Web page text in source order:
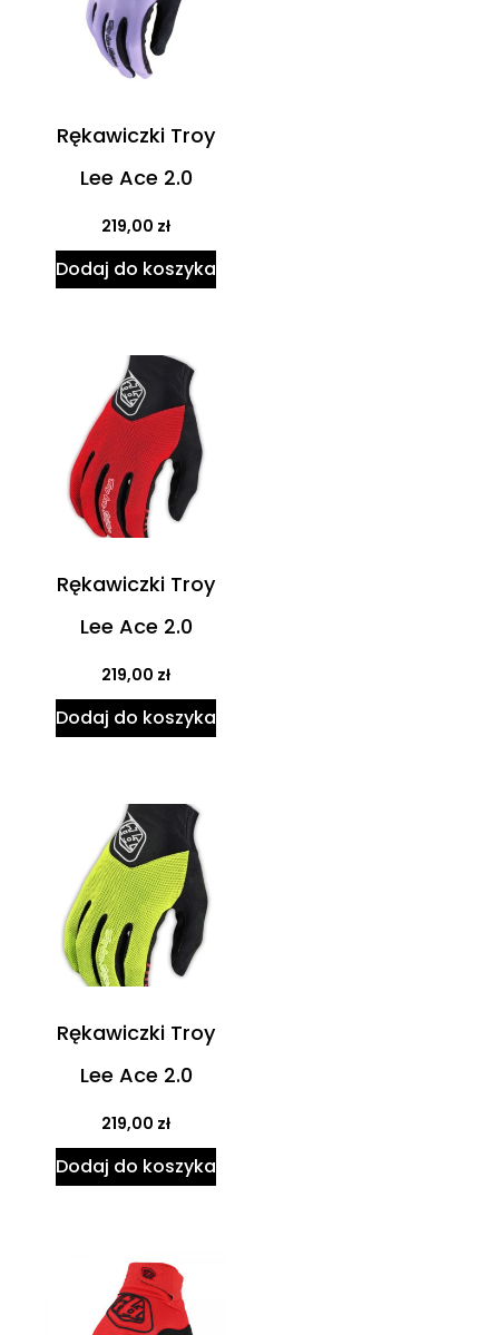
Rękawiczki Troy
Lee Ace 2.0
219,00 zł
Dodaj do koszyka
Rękawiczki Troy
Lee Ace 2.0
219,00 zł
Dodaj do koszyka
Rękawiczki Troy
Lee Ace 2.0
219,00 zł
Dodaj do koszyka